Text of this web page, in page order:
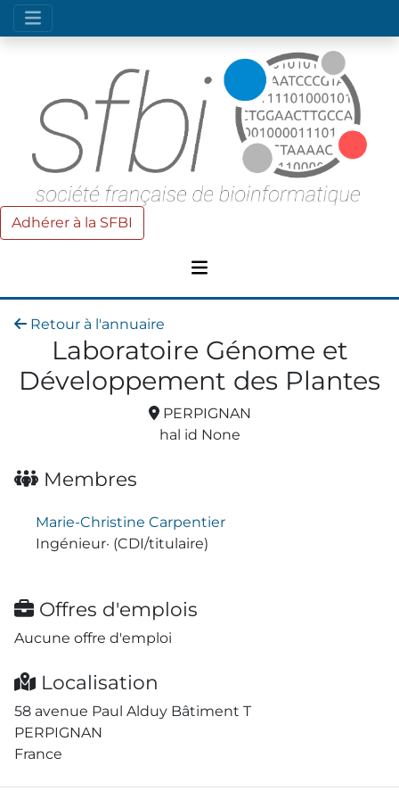
Adhérer à la SFBI
Retour à l'annuaire
Laboratoire Génome et
Développement des Plantes
PERPIGNAN
hal id None
Membres
Marie-Christine Carpentier
Ingénieur· (CDI/titulaire)
Offres d'emplois
Aucune offre d'emploi
Localisation
58 avenue Paul Alduy Bâtiment T
PERPIGNAN
France